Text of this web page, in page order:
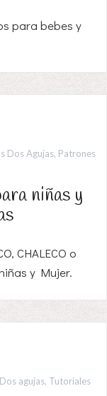
para bebes y
Dos Agujas, Patrones
niñas y
CHALECO o
y Mujer.
agujas, Tutoriales